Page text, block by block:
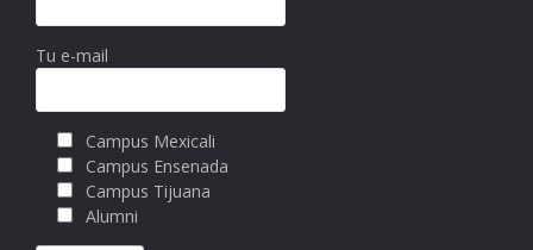
Tu e-mail
Campus Mexicali
Campus Ensenada
Campus Tijuana
Alumni